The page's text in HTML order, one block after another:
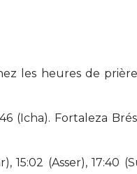
les heures de
(Icha). Fortaleza
(Asser), 17:40